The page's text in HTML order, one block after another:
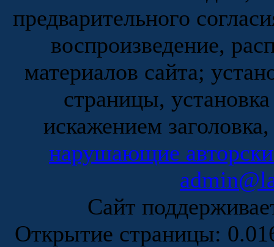
предварительного
воспроизведение,
материалов сайта;
страницы,
искажением
нарушающие
Сайт
Открытие страницы: